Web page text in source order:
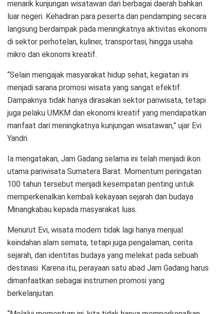
menarik kunjungan wisatawan dari berbagai daerah bahkan
luar negeri. Kehadiran para peserta dan pendamping secara
langsung berdampak pada meningkatnya aktivitas ekonomi
di sektor perhotelan, kuliner, transportasi, hingga usaha
mikro dan ekonomi kreatif.
“Selain mengajak masyarakat hidup sehat, kegiatan ini
menjadi sarana promosi wisata yang sangat efektif.
Dampaknya tidak hanya dirasakan sektor pariwisata, tetapi
juga pelaku UMKM dan ekonomi kreatif yang mendapatkan
manfaat dari meningkatnya kunjungan wisatawan,” ujar Evi
Yandri.
Ia mengatakan, Jam Gadang selama ini telah menjadi ikon
utama pariwisata Sumatera Barat. Momentum peringatan
100 tahun tersebut menjadi kesempatan penting untuk
memperkenalkan kembali kekayaan sejarah dan budaya
Minangkabau kepada masyarakat luas.
Menurut Evi, wisata modern tidak lagi hanya menjual
keindahan alam semata, tetapi juga pengalaman, cerita
sejarah, dan identitas budaya yang melekat pada sebuah
destinasi. Karena itu, perayaan satu abad Jam Gadang harus
dimanfaatkan sebagai instrumen promosi yang
berkelanjutan.